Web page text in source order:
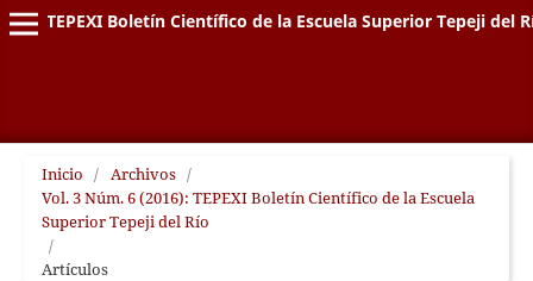
TEPEXI Boletín Científico de la Escuela Superior Tepeji del
Inicio / Archivos /
Vol. 3 Núm. 6 (2016): TEPEXI Boletín Científico de la Escuela
Superior Tepeji del Río
/
Artículos